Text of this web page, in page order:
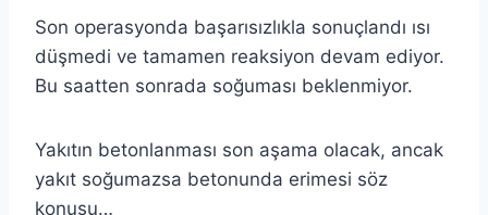
Son operasyonda başarısızlıkla sonuçlandı ısı
düşmedi ve tamamen reaksiyon devam ediyor.
Bu saatten sonrada soğuması beklenmiyor.
Yakıtın betonlanması son aşama olacak, ancak
yakıt soğumazsa betonunda erimesi söz
konusu…